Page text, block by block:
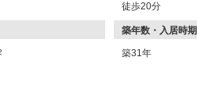
徒歩20分
築年数・入居時期
築31年